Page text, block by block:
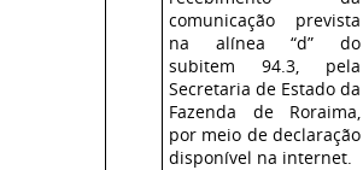
comunicação prevista
na alínea “d” do
subitem 94.3, pela
Secretaria de Estado da
Fazenda de Roraima,
por meio de declaração
disponível na internet.